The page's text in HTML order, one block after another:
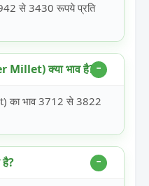
से 3430 रूपये प्रति
Millet) क्या भाव है?
का भाव 3712 से 3822
है?